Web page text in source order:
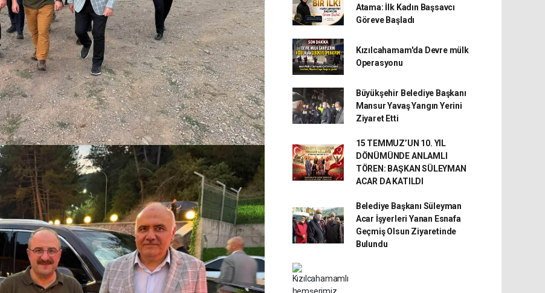
Atama: İlk Kadın Başsavcı
Göreve Başladı
Kızılcahamam'da Devre mülk
Operasyonu
Büyükşehir Belediye Başkanı
Mansur Yavaş Yangın Yerini
Ziyaret Etti
15 TEMMUZ’UN 10. YIL
DÖNÜMÜNDE ANLAMLI
TÖREN: BAŞKAN SÜLEYMAN
ACAR DA KATILDI
Belediye Başkanı Süleyman
Acar İşyerleri Yanan Esnafa
Geçmiş Olsun Ziyaretinde
Bulundu